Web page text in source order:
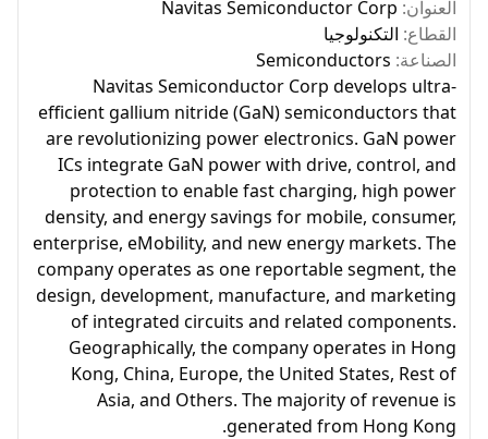
العنوان: Navitas Semiconductor Corp
القطاع: التكنولوجيا
الصناعة: Semiconductors
Navitas Semiconductor Corp develops ultra-
efficient gallium nitride (GaN) semiconductors that
are revolutionizing power electronics. GaN power
ICs integrate GaN power with drive, control, and
protection to enable fast charging, high power
density, and energy savings for mobile, consumer,
enterprise, eMobility, and new energy markets. The
company operates as one reportable segment, the
design, development, manufacture, and marketing
of integrated circuits and related components.
Geographically, the company operates in Hong
Kong, China, Europe, the United States, Rest of
Asia, and Others. The majority of revenue is
generated from Hong Kong.